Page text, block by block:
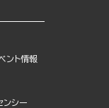
ント情報
ンシー